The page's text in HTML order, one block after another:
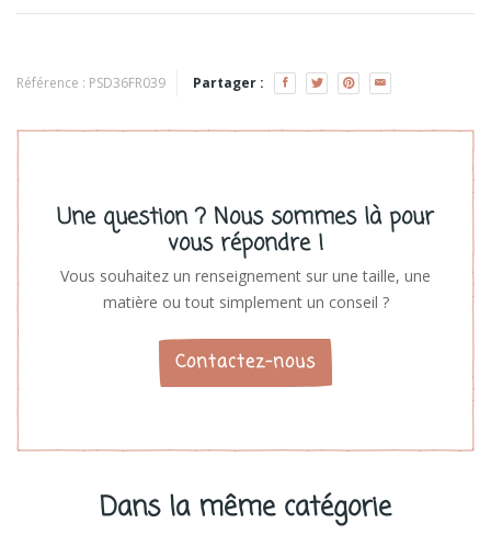
Voir les produits
Référence : PSD36FR039 Partager :
Une question ? Nous sommes là pour
vous répondre !
Vous souhaitez un renseignement sur une taille, une
matière ou tout simplement un conseil ?
Contactez-nous
Dans la même catégorie